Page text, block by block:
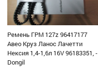
Ремень ГРМ 127z 96417177
Авео Круз Ланос Лачетти
Нексия 1,4-1,6л 16V 96183351, -
Dongil